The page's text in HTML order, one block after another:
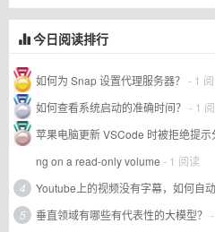
今日阅读排行
如何为 Snap 设置代理服务器？ - 1
如何查看系统启动的准确时间？ - 1
苹果电脑更新 VSCode 时被拒绝提
ng on a read-only volume - 1 阅读
4
Youtube上的视频没有字幕，如何自动
5
垂直领域有哪些有代表性的大模型？